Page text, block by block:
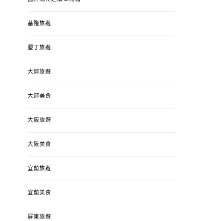
基隆旅遊
墾丁旅遊
大邱旅遊
大邱美食
大阪旅遊
大阪美食
宜蘭旅遊
宜蘭美食
屏東旅遊